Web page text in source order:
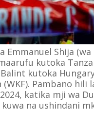
Emmanuel Shija
kutoka
kutoka
Pambano hili
katika mji wa
kuwa na ushindani